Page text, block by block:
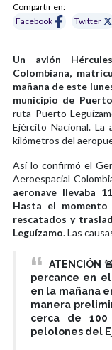
Compartir en:
Facebook
Twitter
Un avión
Colombiana,
mañana de este
municipio de
ruta Puerto
Ejército Nacional.
kilómetros del
Así lo confirmó el
Aeroespacial
aeronave llevaba
Hasta el
rescatados y
Leguízamo. Las
ATENCIÓN
percance en
en la mañana
manera
cerca de 100
pelotones del